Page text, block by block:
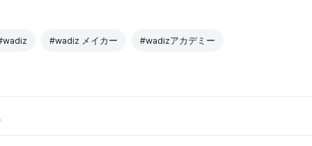
#wadiz メイカー #wadizアカデミー